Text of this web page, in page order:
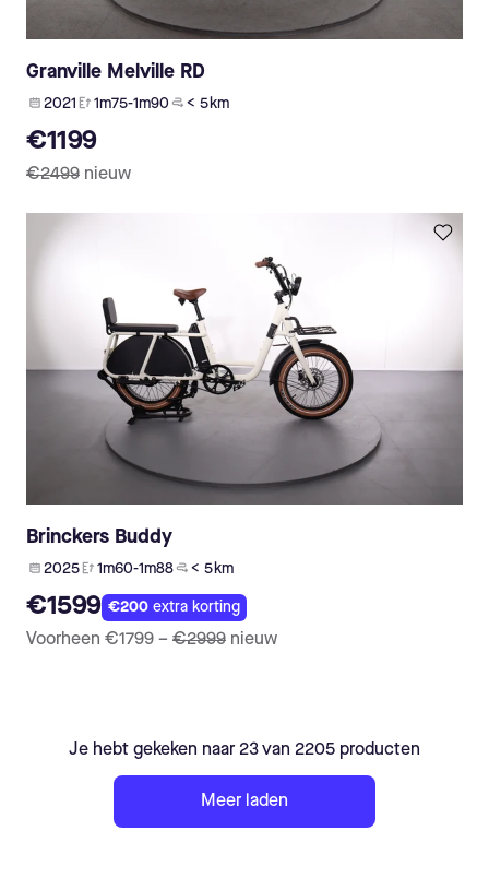
Granville Melville RD
2021 1m75-1m90 < 5 km
€1199
€2499 nieuw
Brinckers Buddy
2025 1m60-1m88 < 5 km
€1599 €200extra korting
Voorheen €1799 – €2999 nieuw
Je hebt gekeken naar 23 van 2205 producten
Meer laden